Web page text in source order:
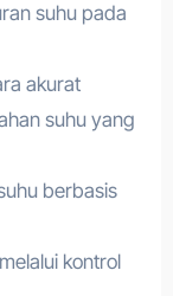
suhu pada
akurat
suhu yang
berbasis
kontrol